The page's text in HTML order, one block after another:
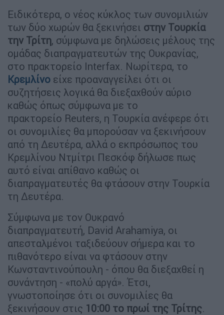
Ειδικότερα, ο νέος κύκλος των συνομιλιών
των δύο χωρών θα ξεκινήσει στην Τουρκία
την Τρίτη, σύμφωνα με δηλώσεις μέλους της
ομάδας διαπραγματευτών της Ουκρανίας,
στο πρακτορείο Interfax. Νωρίτερα, το
Κρεμλίνο είχε προαναγγείλει ότι οι
συζητήσεις λογικά θα διεξαχθούν αύριο
καθώς όπως σύμφωνα με το
πρακτορείο Reuters, η Τουρκία ανέφερε ότι
οι συνομιλίες θα μπορούσαν να ξεκινήσουν
από τη Δευτέρα, αλλά ο εκπρόσωπος του
Κρεμλίνου Ντμίτρι Πεσκόφ δήλωσε πως
αυτό είναι απίθανο καθώς οι
διαπραγματευτές θα φτάσουν στην Τουρκία
τη Δευτέρα.
Σύμφωνα με τον Ουκρανό
διαπραγματευτή, David Arahamiya, οι
απεσταλμένοι ταξιδεύουν σήμερα και το
πιθανότερο είναι να φτάσουν στην
Κωνσταντινούπουλη - όπου θα διεξαχθεί η
συνάντηση - «πολύ αργά». Έτσι,
γνωστοποίησε ότι οι συνομιλίες θα
ξεκινήσουν στις 10:00 το πρωί της Τρίτης.